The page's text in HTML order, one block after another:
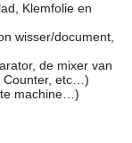
Klemfolie en
wisser/document,
de mixer van
Counter, etc…)
machine…)